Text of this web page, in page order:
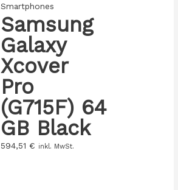
Smartphones
Samsung
Galaxy
Xcover
Pro
(G715F) 64
GB Black
594,51 € inkl. MwSt.